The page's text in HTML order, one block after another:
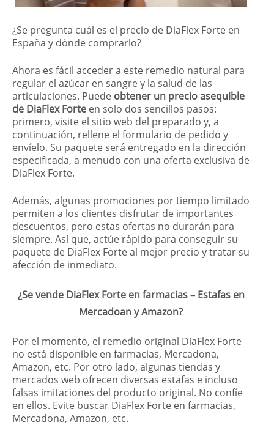
¿Se pregunta cuál es el precio de DiaFlex Forte en
España y dónde comprarlo?
Ahora es fácil acceder a este remedio natural para
regular el azúcar en sangre y la salud de las
articulaciones. Puede obtener un precio asequible
de DiaFlex Forte en solo dos sencillos pasos:
primero, visite el sitio web del preparado y, a
continuación, rellene el formulario de pedido y
envíelo. Su paquete será entregado en la dirección
especificada, a menudo con una oferta exclusiva de
DiaFlex Forte.
Además, algunas promociones por tiempo limitado
permiten a los clientes disfrutar de importantes
descuentos, pero estas ofertas no durarán para
siempre. Así que, actúe rápido para conseguir su
paquete de DiaFlex Forte al mejor precio y tratar su
afección de inmediato.
¿Se vende DiaFlex Forte en farmacias – Estafas en
Mercadoan y Amazon?
Por el momento, el remedio original DiaFlex Forte
no está disponible en farmacias, Mercadona,
Amazon, etc. Por otro lado, algunas tiendas y
mercados web ofrecen diversas estafas e incluso
falsas imitaciones del producto original. No confíe
en ellos. Evite buscar DiaFlex Forte en farmacias,
Mercadona, Amazon, etc.